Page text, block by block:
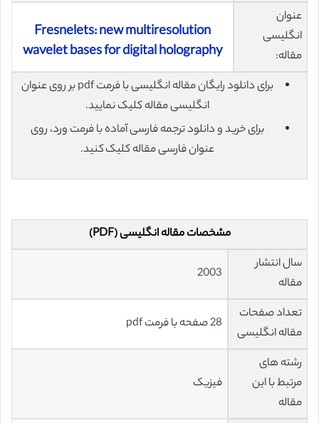
عنوان
انگلیسی
مقاله:
Fresnelets: new multiresolution
wavelet bases for digital holography
برای دانلود رایگان مقاله انگلیسی با فرمت pdf بر روی عنوان
انگلیسی مقاله کلیک نمایید.
برای خرید و دانلود ترجمه فارسی آماده با فرمت ورد، روی
عنوان فارسی مقاله کلیک کنید.
مشخصات مقاله انگلیسی (PDF)
سال انتشار
مقاله
2003
تعداد صفحات
مقاله انگلیسی
28 صفحه با فرمت pdf
رشته های
مرتبط با این
مقاله
فیزیک